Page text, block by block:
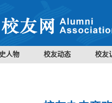
人物 校友动态 校友